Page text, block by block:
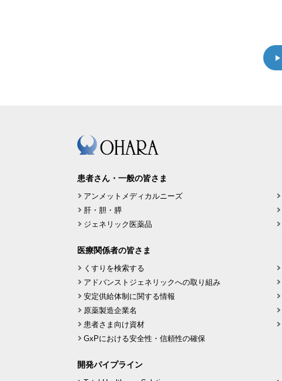
患者さん・一般の皆さま
アンメットメディカルニーズ
肝・胆・膵
ジェネリック医薬品
医療関係者の皆さま
くすりを検索する
アドバンストジェネリックへの取り組み
安定供給体制に関する情報
原薬製造企業名
患者さま向け資材
GxPにおける安全性・信頼性の確保
開発パイプライン